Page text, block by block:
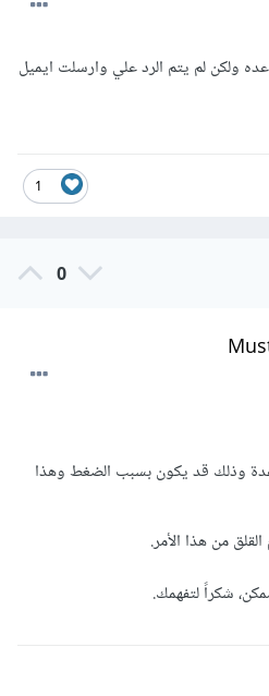
ولكن لم يتم الرد علي وارسلت ايميل
1
0
وذلك قد يكون بسبب الضغط وهذا
من هذا الأمر.
شكراً لتفهمك.